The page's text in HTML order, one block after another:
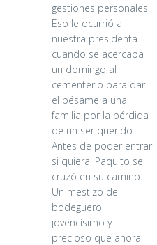
gestiones personales.
Eso le ocurrió a
nuestra presidenta
cuando se acercaba
un domingo al
cementerio para dar
el pésame a una
familia por la pérdida
de un ser querido.
Antes de poder entrar
si quiera, Paquito se
cruzó en su camino.
Un mestizo de
bodeguero
jovencísimo y
precioso que ahora